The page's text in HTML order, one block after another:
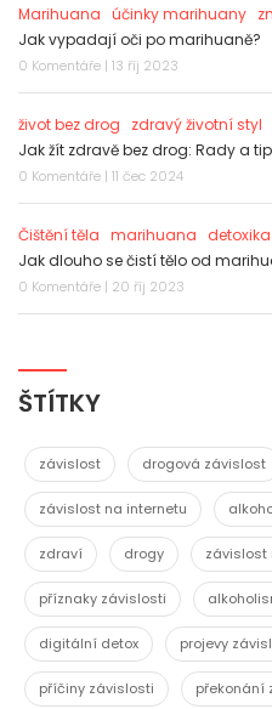
Marihuana účinky marihuany
Jak vypadají oči po marihuaně?
0 Komentáře | 13 říj 2023
život bez drog zdravý životní styl
Jak žít zdravě bez drog: Rady a
0 Komentáře | 11 čec 2024
Čištění těla marihuana
Jak dlouho se čistí tělo od
0 Komentáře | 20 říj 2023
ŠTÍTKY
závislost drogová závislost
závislost na internetu
zdraví drogy závislost
příznaky závislosti
digitální detox projevy
příčiny závislosti překonání